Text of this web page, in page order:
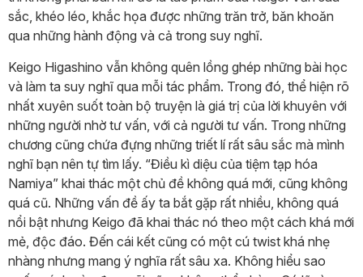
sắc, khéo léo, khắc họa được những trăn trở, băn khoăn
qua những hành động và cả trong suy nghĩ.
Keigo Higashino vẫn không quên lồng ghép những bài học
và làm ta suy nghĩ qua mỗi tác phẩm. Trong đó, thể hiện rõ
nhất xuyên suốt toàn bộ truyện là giá trị của lời khuyên với
những người nhờ tư vấn, với cả người tư vấn. Trong những
chương cũng chứa đựng những triết lí rất sâu sắc mà mình
nghĩ bạn nên tự tìm lấy. “Điều kì diệu của tiệm tạp hóa
Namiya” khai thác một chủ đề không quá mới, cũng không
quá cũ. Những vấn đề ấy ta bắt gặp rất nhiều, không quá
nổi bật nhưng Keigo đã khai thác nó theo một cách khá mới
mẻ, độc đáo. Đến cái kết cũng có một cú twist khá nhẹ
nhàng nhưng mang ý nghĩa rất sâu xa. Không hiểu sao